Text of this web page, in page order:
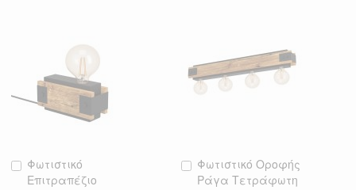
ΕΠΙΘΥΜΙΏΝ
ΕΠΙΘΥΜΙΏΝ
Φωτιστικό
Επιτραπέζιο
Προσθήκη
στο
Φωτιστικό Οροφής
Ράγα Τετράφωτη
Προσθήκη
στο